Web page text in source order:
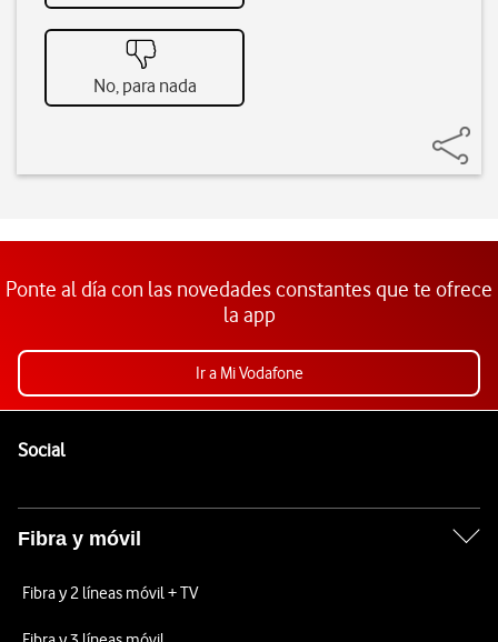
No, para nada
Ponte al día con las novedades constantes que te ofrece
la app
Ir a Mi Vodafone
SocialEnlaces a las redes sociales de Vodafone
Fibra y móvil
Fibra y 2 líneas móvil + TV